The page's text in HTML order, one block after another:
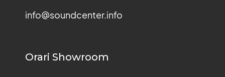
info@soundcenter.info
Orari Showroom